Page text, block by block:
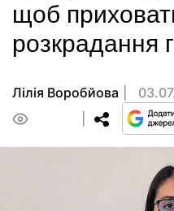
щоб
розкрадання
Лілія Воробйова